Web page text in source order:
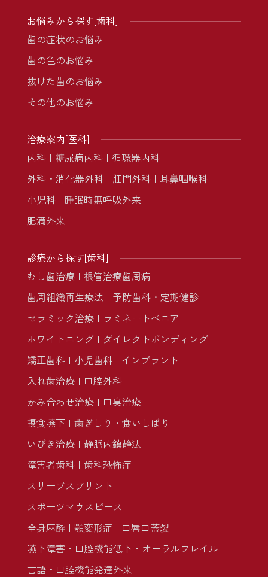
お悩みから探す[歯科]
歯の症状のお悩み
歯の色のお悩み
抜けた歯のお悩み
その他のお悩み
治療案内[医科]
内科
糖尿病内科
循環器内科
外科・消化器外科
肛門外科
耳鼻咽喉科
小児科
睡眠時無呼吸外来
肥満外来
診療から探す[歯科]
むし歯治療
根管治療歯周病
歯周組織再生療法
予防歯科・定期健診
セラミック治療
ラミネートべニア
ホワイトニング
ダイレクトボンディング
矯正歯科
小児歯科
インプラント
入れ歯治療
口腔外科
かみ合わせ治療
口臭治療
摂食嚥下
歯ぎしり・食いしばり
いびき治療
静脈内鎮静法
障害者歯科
歯科恐怖症
スリープスプリント
スポーツマウスピース
全身麻酔
顎変形症
口唇口蓋裂
嚥下障害・口腔機能低下・オーラルフレイル
言語・口腔機能発達外来